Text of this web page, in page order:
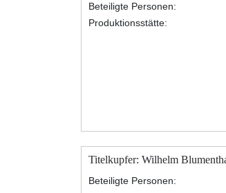
Beteiligte Personen:
Produktionsstätte:
Titelkupfer: Wilhelm
Beteiligte Personen: